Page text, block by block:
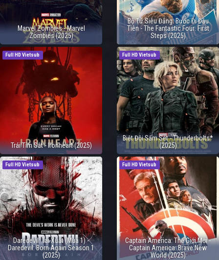
Marvel Zombies - Marvel
Zombies (2025)
Bộ Tứ Siêu Đẳng: Bước Đi Đầu
Tiên - The Fantastic Four: First
Steps (2025)
Full HD Vietsub
Trái Tim Sắt - Ironheart (2025)
Full HD Vietsub
Biệt Đội Sấm Sét - Thunderbolts*
(2025)
Full HD Vietsub
Daredevil: Tái Xuất (Mùa 1) -
Daredevil: Born Again Season 1
(2025)
Full HD Vietsub
Captain America: Thế Giới Mới -
Captain America: Brave New
World (2025)